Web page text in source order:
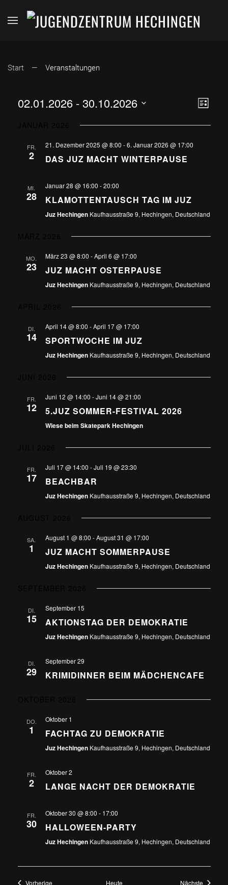
Start Veranstaltungen
Liste
02.01.2026 - 30.10.2026
FR.
2
21. Dezember 2025 @ 8:00 -6. Januar 2026 @ 17:00
DAS JUZ MACHT WINTERPAUSE
MI.
28
Januar 28 @ 16:00 -20:00
KLAMOTTENTAUSCH TAG IM JUZ
Juz Hechingen Kaufhausstraße 9, Hechingen, Deutschland
MO.
23
März 23 @ 8:00 -April 6 @ 17:00
JUZ MACHT OSTERPAUSE
Juz Hechingen Kaufhausstraße 9, Hechingen, Deutschland
DI.
14
April 14 @ 8:00 -April 17 @ 17:00
SPORTWOCHE IM JUZ
Juz Hechingen Kaufhausstraße 9, Hechingen, Deutschland
FR.
12
Juni 12 @ 14:00 -Juni 14 @ 21:00
5.JUZ SOMMER-FESTIVAL 2026
Wiese beim Skatepark Hechingen
FR.
17
Juli 17 @ 14:00 -Juli 19 @ 23:30
BEACHBAR
Juz Hechingen Kaufhausstraße 9, Hechingen, Deutschland
SA.
1
August 1 @ 8:00 -August 31 @ 17:00
JUZ MACHT SOMMERPAUSE
Juz Hechingen Kaufhausstraße 9, Hechingen, Deutschland
DI.
15
September 15
AKTIONSTAG DER DEMOKRATIE
Juz Hechingen Kaufhausstraße 9, Hechingen, Deutschland
DI.
29
September 29
KRIMIDINNER BEIM MÄDCHENCAFE
DO.
1
Oktober 1
FACHTAG ZU DEMOKRATIE
Juz Hechingen Kaufhausstraße 9, Hechingen, Deutschland
FR.
2
Oktober 2
LANGE NACHT DER DEMOKRATIE
FR.
30
Oktober 30 @ 8:00 - 17:00
HALLOWEEN-PARTY
Juz Hechingen Kaufhausstraße 9, Hechingen, Deutschland
VorherigeVeranstaltungen Heute Nächste